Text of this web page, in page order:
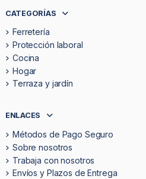
CATEGORÍAS
Ferretería
Protección laboral
Cocina
Hogar
Terraza y jardín
ENLACES
Métodos de Pago Seguro
Sobre nosotros
Trabaja con nosotros
Envíos y Plazos de Entrega